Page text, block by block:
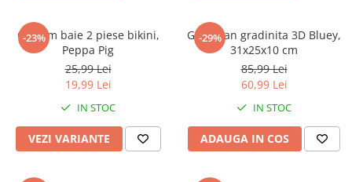
-23%
Costum baie 2 piese bikini,
Peppa Pig
25,99 Lei
19,99 Lei
IN STOC
VEZI VARIANTE
-29%
Ghiozdan gradinita 3D Bluey,
31x25x10 cm
85,99 Lei
60,99 Lei
IN STOC
ADAUGA IN COS